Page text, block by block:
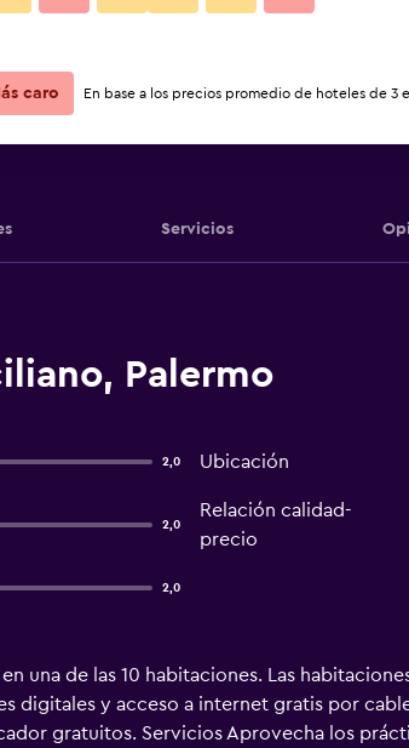
Servicios
Palermo
2,0 Ubicación
2,0
Relación calidad-
precio
2,0
una de las 10 habitaciones. Las
digitales y acceso a internet gratis por
gratuitos. Servicios Aprovecha los
caro En base a los precios promedio de hoteles de 3